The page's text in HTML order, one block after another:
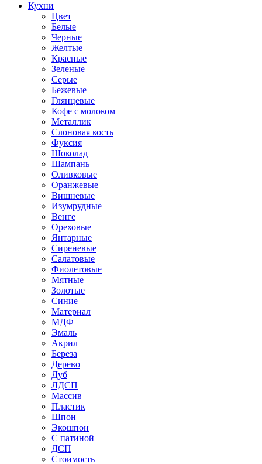
Кухни
Цвет
Белые
Черные
Желтые
Красные
Зеленые
Серые
Бежевые
Глянцевые
Кофе с молоком
Металлик
Слоновая кость
Фуксия
Шоколад
Шампань
Оливковые
Оранжевые
Вишневые
Изумрудные
Венге
Ореховые
Янтарные
Сиреневые
Салатовые
Фиолетовые
Мятные
Золотые
Синие
Материал
МДФ
Эмаль
Акрил
Береза
Дерево
Дуб
ЛДСП
Массив
Пластик
Шпон
Экошпон
С патиной
ДСП
Стоимость